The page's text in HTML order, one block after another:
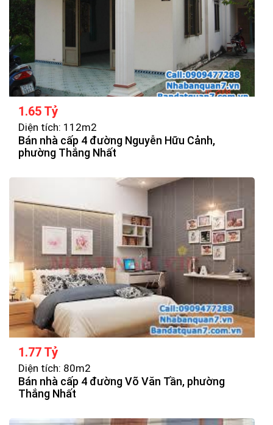
1.65 Tỷ
Diện tích: 112m2
Bán nhà cấp 4 đường Nguyễn Hữu Cảnh,
phường Thắng Nhất
1.77 Tỷ
Diện tích: 80m2
Bán nhà cấp 4 đường Võ Văn Tần, phường
Thắng Nhất